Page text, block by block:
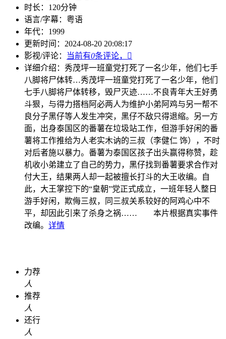
时长： 120分钟
语言/字幕： 粤语
年代： 1999
更新时间： 2024-08-20 20:08:17
影视/评论：
当前有0条评论，

详细介绍： 秀茂坪一班童党打死了一名少年，他们七手
八脚将尸体转…秀茂坪一班童党打死了一名少年，他们
七手八脚将尸体转移，毁尸灭迹……不良青年大王好勇
斗狠，与得力搭档阿必两人为维护小弟阿鸡与另一帮不
良分子黑仔等人发生冲突，黑仔不敌只得退缩。另一方
面，出身泰国区的番薯在垃圾站工作，但游手好闲的番
薯将工作推给为人老实木讷的三叔（李健仁 饰），不时
对后者施以暴力。番薯为泰国区孩子出头赢得称赞，趁
机收小弟建立了自己的势力，黑仔找到番薯要求合作对
付大王，结果两人却一起被擅长打斗的大王收编。自
此，大王掌控下的“皇朝”党正式成立，一班年轻人整日
游手好闲，欺侮三叔，同三叔关系较好的阿鸡心中不
平，却因此引来了杀身之祸…… 本片根据真实事件
改编。 详情
力荐
人
推荐
人
还行
人